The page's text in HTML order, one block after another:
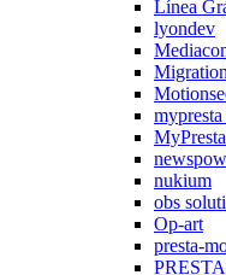
Línea
lyondev
nukium
obs
Op-art
presta-